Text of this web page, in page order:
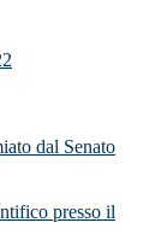
dal Senato
presso il